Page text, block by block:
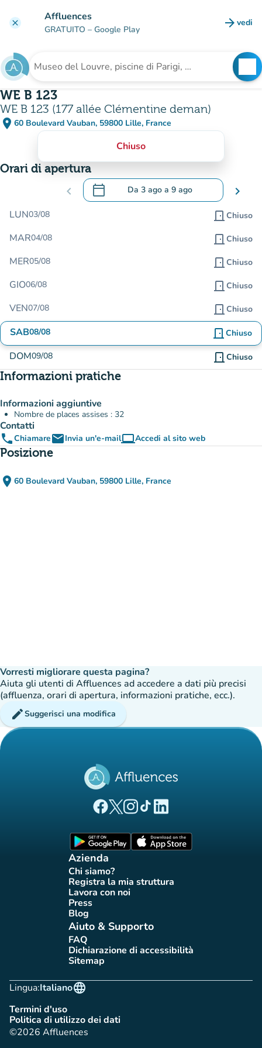
clear Affluences
GRATUITO – Google Play arrow_forward vedi
Cerca una struttura
WE B 123
WE B 123 (177 allée Clémentine deman)
place 60 Boulevard Vauban, 59800 Lille, France
(apri in Google Maps)
(nuova scheda)
Chiuso
Orari di apertura
chevron_left calendar_today Da 3 ago a 9 ago
.Aprire il calendario per modificare le
chevron_right
LUN03/08 door_front Chiuso
MAR04/08 door_front Chiuso
MER05/08 door_front Chiuso
GIO06/08 door_front Chiuso
VEN07/08 door_front Chiuso
SAB08/08 door_front Chiuso
DOM09/08 door_front Chiuso
Informazioni pratiche
Informazioni aggiuntive
Nombre de places assises : 32
Contatti
phoneChiamareemailInvia un'e-mailcomputerAccedi al sito web
(nuova scheda)
Posizione
place 60 Boulevard Vauban, 59800 Lille, France
(apri in Google Maps)
(nuova scheda)
Vorresti migliorare questa pagina?
Aiuta gli utenti di Affluences ad accedere a dati più precisi
(affluenza, orari di apertura, informazioni pratiche, ecc.).
editSuggerisci una modifica
(nuova scheda)
(nuova scheda)
(nuova scheda)
(nuova scheda)
(nuova scheda)
Azienda
Chi siamo?(nuova scheda)
Registra la mia struttura
(nuova scheda)
Lavora con noi
(nuova scheda)
Press(nuova scheda)
Blog(nuova scheda)
Aiuto & Supporto
FAQ(nuova scheda)
Dichiarazione di accessibilità
(nuova scheda)
Sitemap(nuova scheda)
Lingua:
language
Italiano
Termini d'uso(nuova scheda)
Politica di utilizzo dei dati
(nuova scheda)
©2026 Affluences